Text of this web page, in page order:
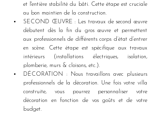
et l'entière stabilité du bâti. Cette étape est cruciale
au bon maintien de la construction.
SECOND ŒUVRE : Les travaux de second œuvre
débutent dès la fin du gros œuvre et permettent
aux professionnels de différents corps d’état d’entrer
en scène. Cette étape est spécifique aux travaux
intérieurs (installations électriques, isolation,
plomberie, murs & cloisons, etc.).
DÉCORATION : Nous travaillons avec plusieurs
professionnels de la décoration. Une fois votre villa
construite, vous pourrez personnaliser votre
décoration en fonction de vos goûts et de votre
budget.